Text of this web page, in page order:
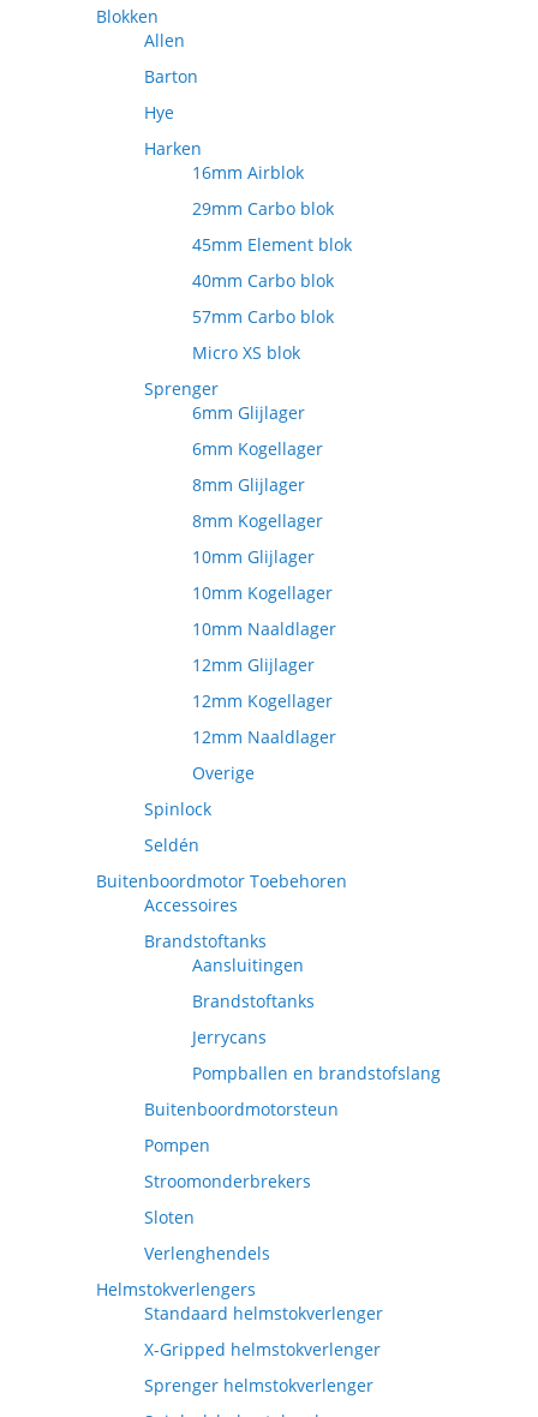
Blokken
Allen
Barton
Hye
Harken
16mm Airblok
29mm Carbo blok
45mm Element blok
40mm Carbo blok
57mm Carbo blok
Micro XS blok
Sprenger
6mm Glijlager
6mm Kogellager
8mm Glijlager
8mm Kogellager
10mm Glijlager
10mm Kogellager
10mm Naaldlager
12mm Glijlager
12mm Kogellager
12mm Naaldlager
Overige
Spinlock
Seldén
Buitenboordmotor Toebehoren
Accessoires
Brandstoftanks
Aansluitingen
Brandstoftanks
Jerrycans
Pompballen en brandstofslang
Buitenboordmotorsteun
Pompen
Stroomonderbrekers
Sloten
Verlenghendels
Helmstokverlengers
Standaard helmstokverlenger
X-Gripped helmstokverlenger
Sprenger helmstokverlenger